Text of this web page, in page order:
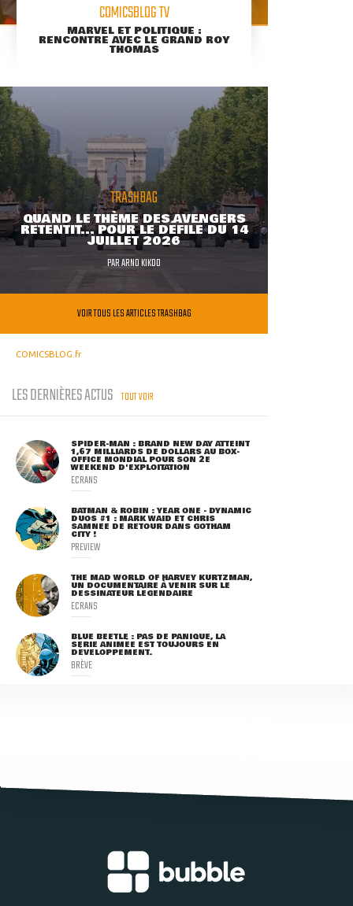
COMICSBLOG TV
MARVEL ET POLITIQUE :
RENCONTRE AVEC LE GRAND ROY
THOMAS
TRASHBAG
QUAND LE THÈME DES AVENGERS
RETENTIT... POUR LE DÉFILÉ DU 14
JUILLET 2026
PARARNO KIKOO
VOIR TOUS LES ARTICLES TRASHBAG
COMICSBLOG.fr
LES DERNIÈRES ACTUS TOUT VOIR
SPIDER-MAN : BRAND NEW DAY ATTEINT
1,67 MILLIARDS DE DOLLARS AU BOX-
OFFICE MONDIAL POUR SON 2E
WEEKEND D'EXPLOITATION
ECRANS
BATMAN & ROBIN : YEAR ONE - DYNAMIC
DUOS #1 : MARK WAID ET CHRIS
SAMNEE DE RETOUR DANS GOTHAM
CITY !
PREVIEW
THE MAD WORLD OF HARVEY KURTZMAN,
UN DOCUMENTAIRE À VENIR SUR LE
DESSINATEUR LÉGENDAIRE
ECRANS
BLUE BEETLE : PAS DE PANIQUE, LA
SÉRIE ANIMÉE EST TOUJOURS EN
DÉVELOPPEMENT.
BRÈVE